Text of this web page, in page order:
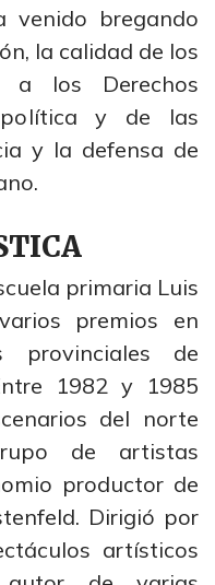
venido bregando
la calidad de los
a los Derechos
política y de las
y la defensa de
primaria Luis
premios en
provinciales de
1982 y 1985
del norte
de artistas
productor de
Dirigió por
artísticos